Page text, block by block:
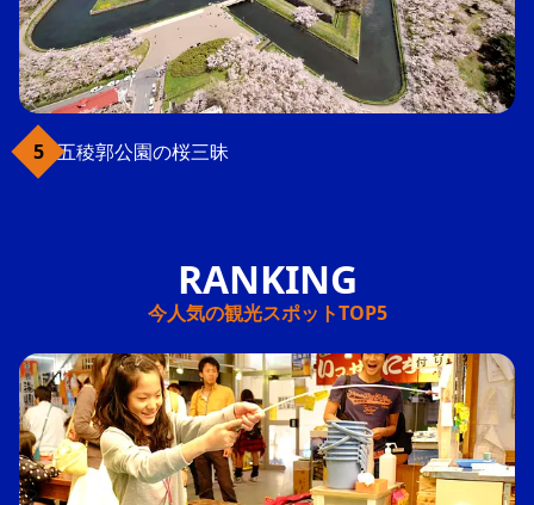
五稜郭公園の桜三昧
今人気の観光スポットTOP5